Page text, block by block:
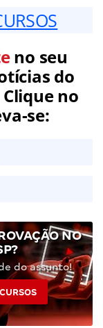
no seu
do
no
se:
NO
do assunto!